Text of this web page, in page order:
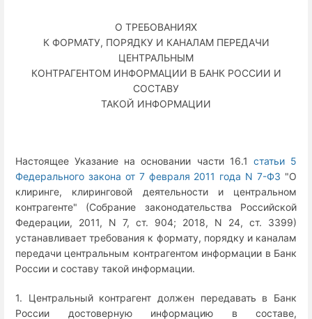
О ТРЕБОВАНИЯХ
К ФОРМАТУ, ПОРЯДКУ И КАНАЛАМ ПЕРЕДАЧИ
ЦЕНТРАЛЬНЫМ
КОНТРАГЕНТОМ ИНФОРМАЦИИ В БАНК РОССИИ И
СОСТАВУ
ТАКОЙ ИНФОРМАЦИИ
Настоящее Указание на основании части 16.1 статьи 5
Федерального закона от 7 февраля 2011 года N 7-ФЗ "О
клиринге, клиринговой деятельности и центральном
контрагенте" (Собрание законодательства Российской
Федерации, 2011, N 7, ст. 904; 2018, N 24, ст. 3399)
устанавливает требования к формату, порядку и каналам
передачи центральным контрагентом информации в Банк
России и составу такой информации.
1. Центральный контрагент должен передавать в Банк
России достоверную информацию в составе,